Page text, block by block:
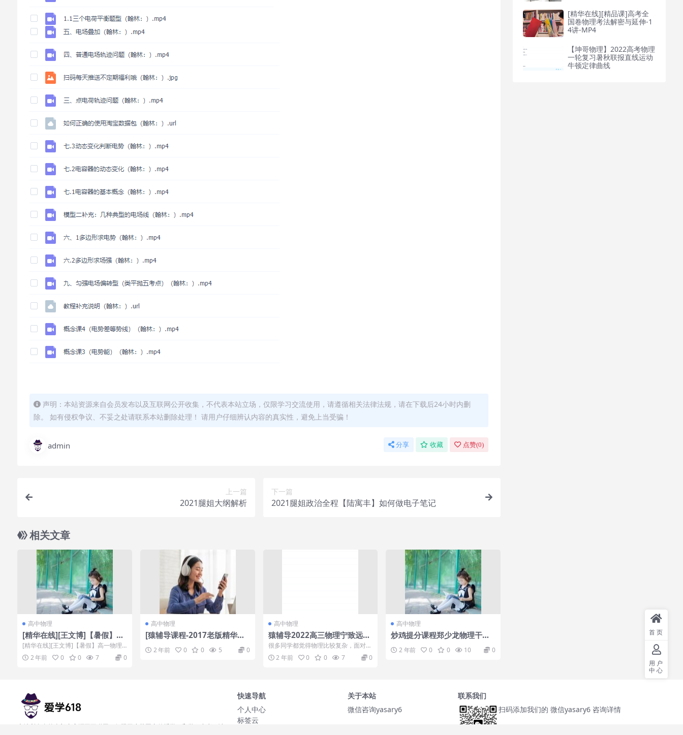
声明：本站资源来自会员发布以及互联网公开收集，不代表本站立场，仅限学习交流使用，请遵循相关法律法规，请在下载后24小时内删
除。 如有侵权争议、不妥之处请联系本站删除处理！ 请用户仔细辨认内容的真实性，避免上当受骗！
admin 分享 收藏 点赞(0)
上一篇
2021腿姐大纲解析
下一篇
2021腿姐政治全程【陆寓丰】如何做电子笔记
相关文章
高中物理
[精华在线][王文博]【暑假】高
一物理【博闻强识】力和运动
【10讲】
[精华在线][王文博]【暑假】高一物理
【博闻强识】力和运动【10讲】[百度
网盘免...
2 年前 0 0 7 0
高中物理
[猿辅导课程-2017老版精华课
2 年前 0 0 5 0
高中物理
猿辅导2022高三物理宁致远每
日易错题精讲+魔鬼题训练
很多同学都觉得物理比较复杂，面对高
考不知道怎么复习才有效率，可以下载
本课件学习一...
2 年前 0 0 7 0
高中物理
炒鸡提分课程郑少龙物理干货
2 年前 0 0 10 0
[精华在线][精品课]高考全
国卷物理考法解密与延伸-1
4讲-MP4
【坤哥物理】2022高考物理
一轮复习暑秋联报直线运动
牛顿定律曲线
本站所发布的全部内容源于互联网，仅限于小范围内传播学习和学习参考，请
快速导航
个人中心
标签云
关于本站
微信咨询yasary6
联系我们
扫码添加我们的 微信yasary6 咨询详情
首页
用户
中心